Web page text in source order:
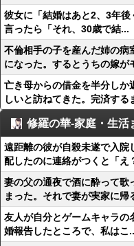
彼女に「結婚はあと2、3年
言ったら「それ、30歳で結...
不倫相手の子を産んだ姉の病
になった。するとうちの嫁が
亡き母からの借金を半分しか
しいと訪ねてきた。完済する
修羅の華-家庭・生活
遠距離の彼が自殺未遂で入院
配したのに連絡がつくと「え
妻の父の通夜で酒に酔って歌
まった。それで妻が実家に帰
友人が自分とゲームキャラの
婚報告したところで、私はこ